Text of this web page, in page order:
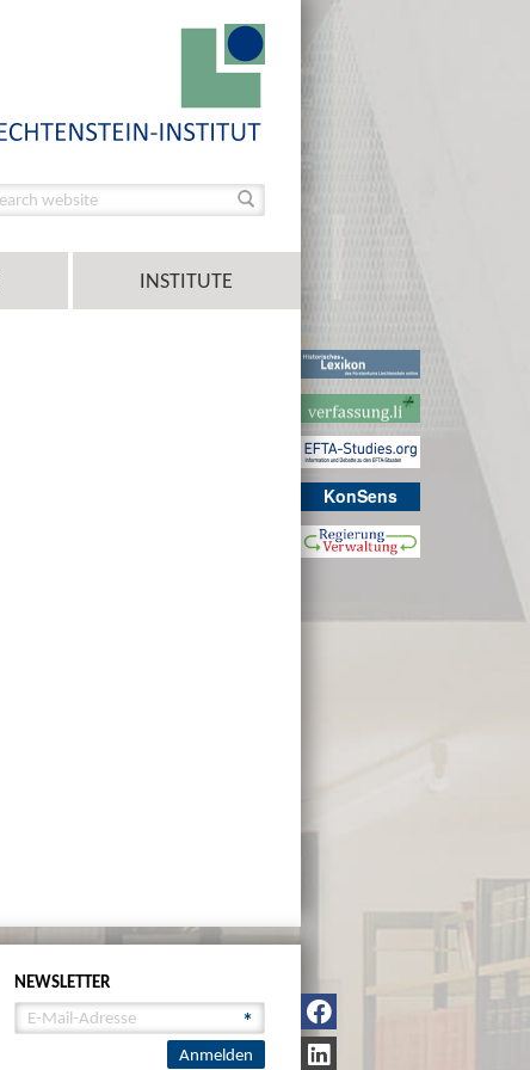
KonSens
INSTITUTE
NEWSLETTER